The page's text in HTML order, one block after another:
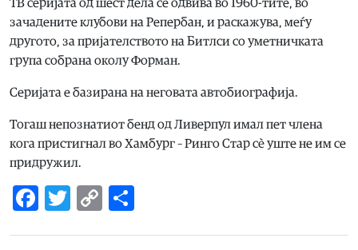
ТВ серијата од шест дела се одвива во 1960-тите, во
зачадените клубови на Репербан, и раскажува, меѓу
другото, за пријателството на Битлси со уметничката
група собрана околу Форман.
Серијата е базирана на неговата автобиографија.
Тогаш непознатиот бенд од Ливерпул имал пет члена
кога пристигнал во Хамбург – Ринго Стар сè уште не им се
придружил.
Facebook
Twitter
Copy